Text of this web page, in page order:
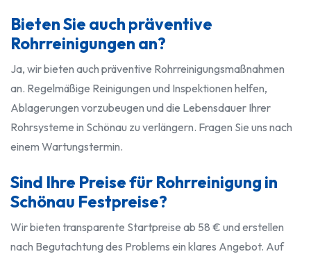
Bieten Sie auch präventive
Rohrreinigungen an?
Ja, wir bieten auch präventive Rohrreinigungsmaßnahmen
an. Regelmäßige Reinigungen und Inspektionen helfen,
Ablagerungen vorzubeugen und die Lebensdauer Ihrer
Rohrsysteme in Schönau zu verlängern. Fragen Sie uns nach
einem Wartungstermin.
Sind Ihre Preise für Rohrreinigung in
Schönau Festpreise?
Wir bieten transparente Startpreise ab 58 € und erstellen
nach Begutachtung des Problems ein klares Angebot. Auf